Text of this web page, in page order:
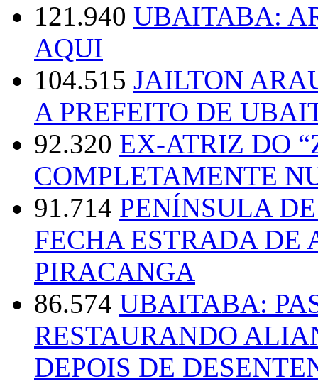
121.940 UBAITABA:
AQUI
104.515 JAILTON
A PREFEITO DE
92.320 EX-ATRIZ DO
COMPLETAMENTE
91.714 PENÍNSULA
FECHA ESTRADA DE
PIRACANGA
86.574 UBAITABA:
RESTAURANDO
DEPOIS DE